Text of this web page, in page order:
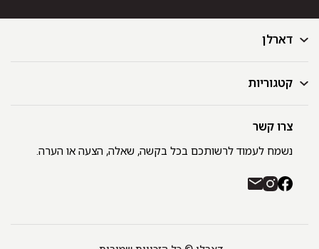
דארלן
דף הבית
GIFT CARD
רשימת חנויות
משלוחים והחזרות
קטגוריות
מצעים
מגבות
כיסויי מיטה
צרו קשר
נשמח לעמוד לרשותכם בכל בקשה, שאלה, הצעה או הערה.